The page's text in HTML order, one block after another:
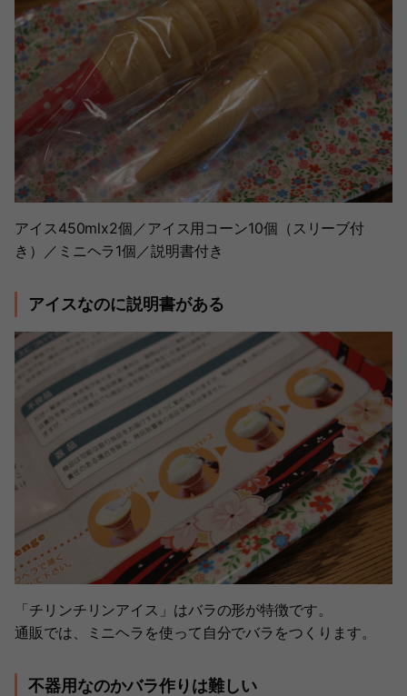
アイス450mlx2個／アイス用コーン10個（スリーブ付
き）／ミニヘラ1個／説明書付き
アイスなのに説明書がある
「チリンチリンアイス」はバラの形が特徴です。
通販では、ミニヘラを使って自分でバラをつくります。
不器用なのかバラ作りは難しい